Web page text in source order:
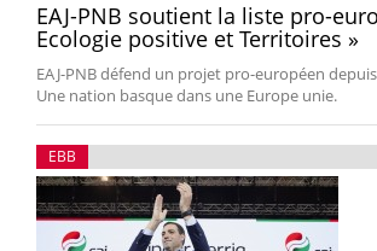
EAJ-PNB soutient la liste pro-
Ecologie positive et Territoires »
EAJ-PNB défend un projet pro-européen
Une nation basque dans une Europe unie.
EBB